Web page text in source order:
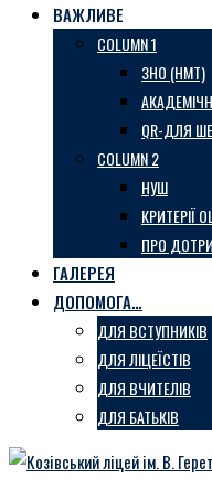
ВАЖЛИВЕ
COLUMN 1
ЗНО (НМТ)
QR-ДЛЯ
COLUMN 2
НУШ
КРИТЕРІЇ
ПРО
ГАЛЕРЕЯ
ДОПОМОГА…
ДЛЯ ВСТУПНИКІВ
ДЛЯ ЛІЦЕЇСТІВ
ДЛЯ ВЧИТЕЛІВ
ДЛЯ БАТЬКІВ